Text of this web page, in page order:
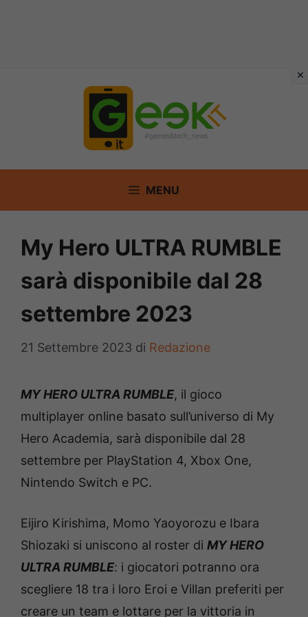
MENU
My Hero ULTRA RUMBLE
sarà disponibile dal 28
settembre 2023
21 Settembre 2023 di Redazione
MY HERO ULTRA RUMBLE, il gioco
multiplayer online basato sull’universo di My
Hero Academia, sarà disponibile dal 28
settembre per PlayStation 4, Xbox One,
Nintendo Switch e PC.
Eijiro Kirishima, Momo Yaoyorozu e Ibara
Shiozaki si uniscono al roster di MY HERO
ULTRA RUMBLE: i giocatori potranno ora
scegliere 18 tra i loro Eroi e Villan preferiti per
creare un team e lottare per la vittoria in